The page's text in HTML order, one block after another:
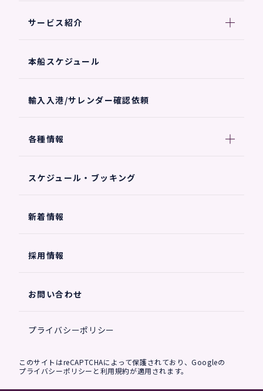
サービス紹介
本船スケジュール
輸入入港/サレンダー確認依頼
各種情報
スケジュール・ブッキング
新着情報
採用情報
お問い合わせ
プライバシーポリシー
このサイトはreCAPTCHAによって保護されており、Googleの
プライバシーポリシー と利用規約が適用されます。